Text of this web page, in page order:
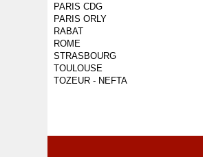
PARIS CDG
PARIS ORLY
RABAT
ROME
STRASBOURG
TOULOUSE
TOZEUR - NEFTA